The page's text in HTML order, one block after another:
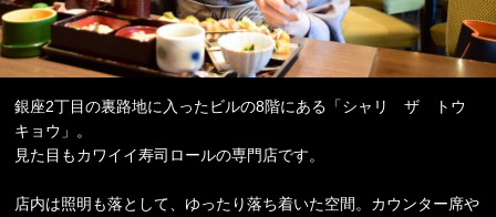
銀座2丁目の裏路地に入ったビルの8階にある「シャリ ザ トウ
キョウ」。
見た目もカワイイ寿司ロールの専門店です。
店内は照明も落として、ゆったり落ち着いた空間。カウンター席や